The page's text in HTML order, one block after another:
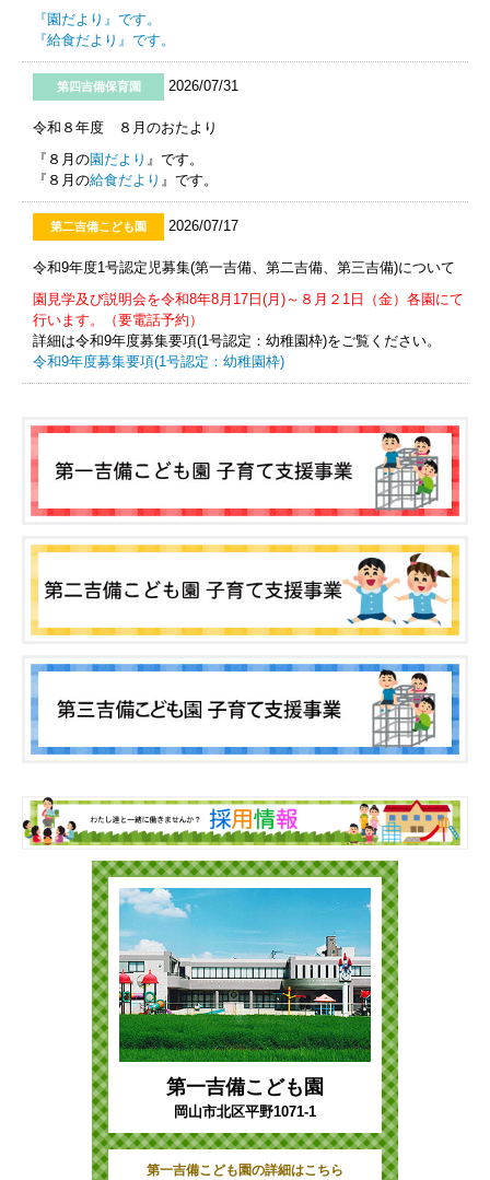
『園だより』です。
『給食だより』です。
第四吉備保育園 2026/07/31
令和８年度 ８月のおたより
『８月の園だより 』です。
『８月の給食だより 』です。
第二吉備こども園 2026/07/17
令和9年度1号認定児募集(第一吉備、第二吉備、第三吉備)について
園見学及び説明会を令和8年8月17日(月)～８月２1日（金）各園にて
行います。（要電話予約）
詳細は令和9年度募集要項(1号認定：幼稚園枠)をご覧ください。
令和9年度募集要項(1号認定：幼稚園枠)
第一吉備こども園
岡山市北区平野1071-1
第一吉備こども園の詳細はこちら